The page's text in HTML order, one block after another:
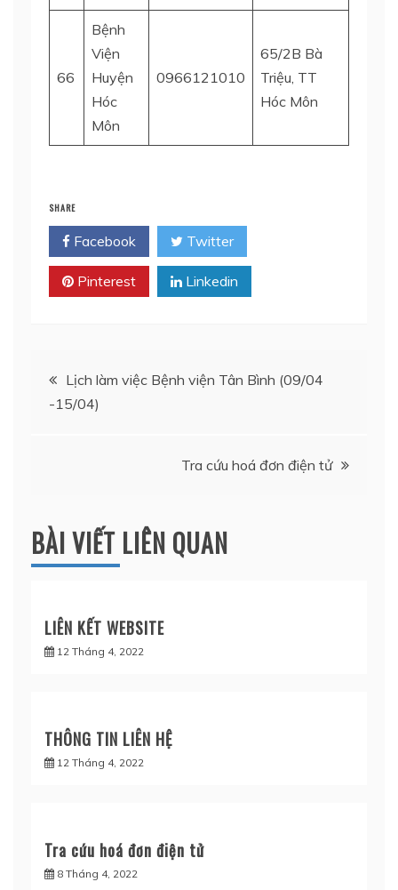
66
Bệnh
Viện
Huyện
Hóc
Môn
0966121010
65/2B Bà
Triệu, TT
Hóc Môn
SHARE
Facebook Twitter
Pinterest Linkedin
Điều
hướng
viết
Lịch làm việc Bệnh viện Tân Bình (09/04
-15/04)
Tra cứu hoá đơn điện tử
BÀI VIẾT LIÊN QUAN
LIÊN KẾT WEBSITE
12 Tháng 4, 2022
THÔNG TIN LIÊN HỆ
12 Tháng 4, 2022
Tra cứu hoá đơn điện tử
8 Tháng 4, 2022